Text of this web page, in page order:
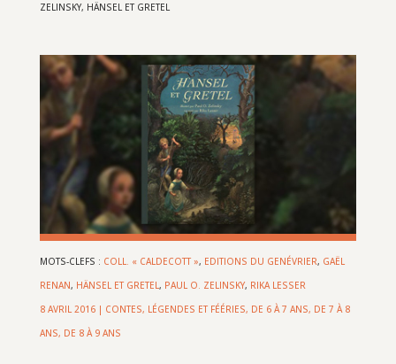
ZELINSKY, HÄNSEL ET GRETEL
MOTS-CLEFS : COLL. « CALDECOTT », EDITIONS DU GENÉVRIER, GAËL
RENAN, HÄNSEL ET GRETEL , PAUL O. ZELINSKY, RIKA LESSER
8 AVRIL 2016| CONTES, LÉGENDES ET FÉÉRIES, DE 6 À 7 ANS, DE 7 À 8
ANS, DE 8 À 9 ANS